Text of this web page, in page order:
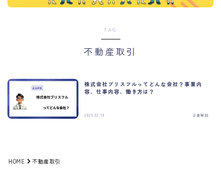
TAG
不動産取引
株式会社ブリスフルってどんな会社？事業内
容、仕事内容、働き方は？
2025.02.18 企業解説
HOME 不動産取引